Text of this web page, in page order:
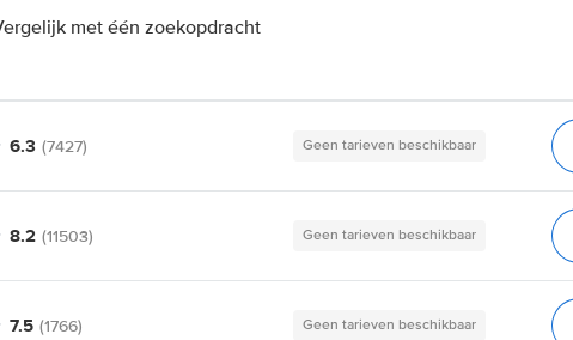
met één zoekopdracht
6.3 (7427) Geen tarieven beschikbaar
8.2 (11503) Geen tarieven beschikbaar
7.5 (1766) Geen tarieven beschikbaar